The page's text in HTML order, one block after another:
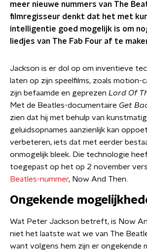
meer nieuwe nummers van The
filmregisseur denkt dat het met
intelligentie goed mogelijk is om
liedjes van The Fab Four af te
Jackson is er dol op om inventieve
laten op zijn speelfilms, zoals motion-
zijn befaamde en geprezen Lord Of
Met de Beatles-documentaire Get
zien dat hij met behulp van
geluidsopnames aanzienlijk kan
verbeteren, iets dat met eerder
onmogelijk bleek. Die technologie
toegepast op het op 2 november
Beatles-nummer, Now And Then.
Ongekende
Wat Peter Jackson betreft, is Now
niet het laatste wat we van The
want volgens hem zijn er ongekende